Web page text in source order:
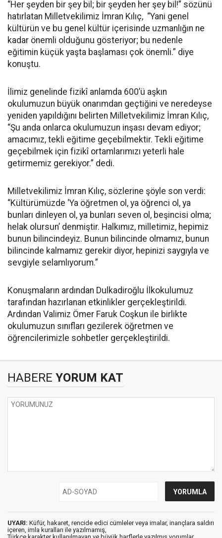
“Her şeyden bir şey bil; bir şeyden her şey bil!” sözünü
hatırlatan Milletvekilimiz İmran Kılıç, “Yani genel
kültürün ve bu genel kültür içerisinde uzmanlığın ne
kadar önemli olduğunu gösteriyor; bu nedenle
eğitimin küçük yaşta başlaması çok önemli.” diye
konuştu.
İlimiz genelinde fizikî anlamda 600’ü aşkın
okulumuzun büyük onarımdan geçtiğini ve neredeyse
yeniden yapıldığını belirten Milletvekilimiz İmran Kılıç,
“Şu anda onlarca okulumuzun inşası devam ediyor;
amacımız, tekli eğitime geçebilmektir. Tekli eğitime
geçebilmek için fizikî ortamlarımızı yeterli hale
getirmemiz gerekiyor.” dedi.
Milletvekilimiz İmran Kılıç, sözlerine şöyle son verdi:
“Kültürümüzde ‘Ya öğretmen ol, ya öğrenci ol, ya
bunları dinleyen ol, ya bunları seven ol, beşincisi olma;
helak olursun’ denmiştir. Halkımız, milletimiz, hepimiz
bunun bilincindeyiz. Bunun bilincinde olmamız, bunun
bilincinde kalmamız gerekir diyor, hepinizi saygıyla ve
sevgiyle selamlıyorum.”
Konuşmaların ardından Dulkadiroğlu İlkokulumuz
tarafından hazırlanan etkinlikler gerçekleştirildi.
Ardından Valimiz Ömer Faruk Coşkun ile birlikte
okulumuzun sınıfları gezilerek öğretmen ve
öğrencilerimizle sohbetler gerçekleştirildi.
HABERE YORUM KAT
UYARI: Küfür, hakaret, rencide edici cümleler veya imalar, inançlara saldırı
içeren, imla kuralları ile yazılmamış,